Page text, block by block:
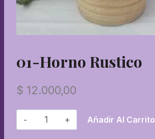
01-Horno Rustico
$ 12.000,00
01-
Horno
Añadir Al Carrito